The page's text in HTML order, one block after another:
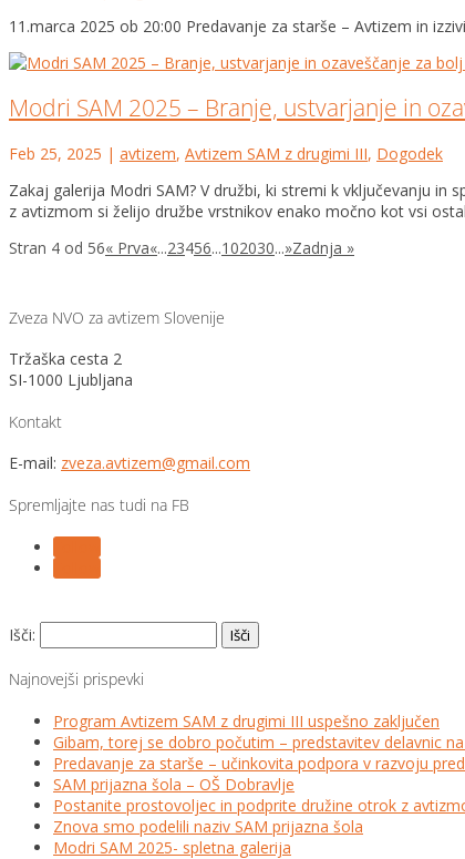
11.marca 2025 ob 20:00 Predavanje za starše – Avtizem in
Modri SAM 2025 – Branje, ustvarjanje in
Feb 25, 2025 | avtizem, Avtizem SAM z drugimi III, Dogodek
Zakaj galerija Modri SAM? V družbi, ki stremi k vključevanju
z avtizmom si želijo družbe vrstnikov enako močno kot vsi
Stran 4 od 56« Prva«...23456...102030...»Zadnja »
Zveza NVO za avtizem Slovenije
Tržaška cesta 2
SI-1000 Ljubljana
Kontakt
E-mail: zveza.avtizem@gmail.com
Spremljajte nas tudi na FB
Išči:
Najnovejši prispevki
Program Avtizem SAM z drugimi III uspešno zaključen
Gibam, torej se dobro počutim – predstavitev delavnic
Predavanje za starše – učinkovita podpora v razvoju
SAM prijazna šola – OŠ Dobravlje
Postanite prostovoljec in podprite družine otrok z
Znova smo podelili naziv SAM prijazna šola
Modri SAM 2025- spletna galerija